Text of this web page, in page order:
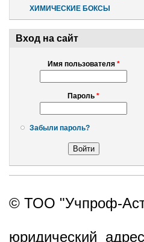
ХИМИЧЕСКИЕ БОКСЫ
Вход на сайт
Имя пользователя *
Пароль *
Забыли пароль?
© ТОО "Учпроф-
юридический